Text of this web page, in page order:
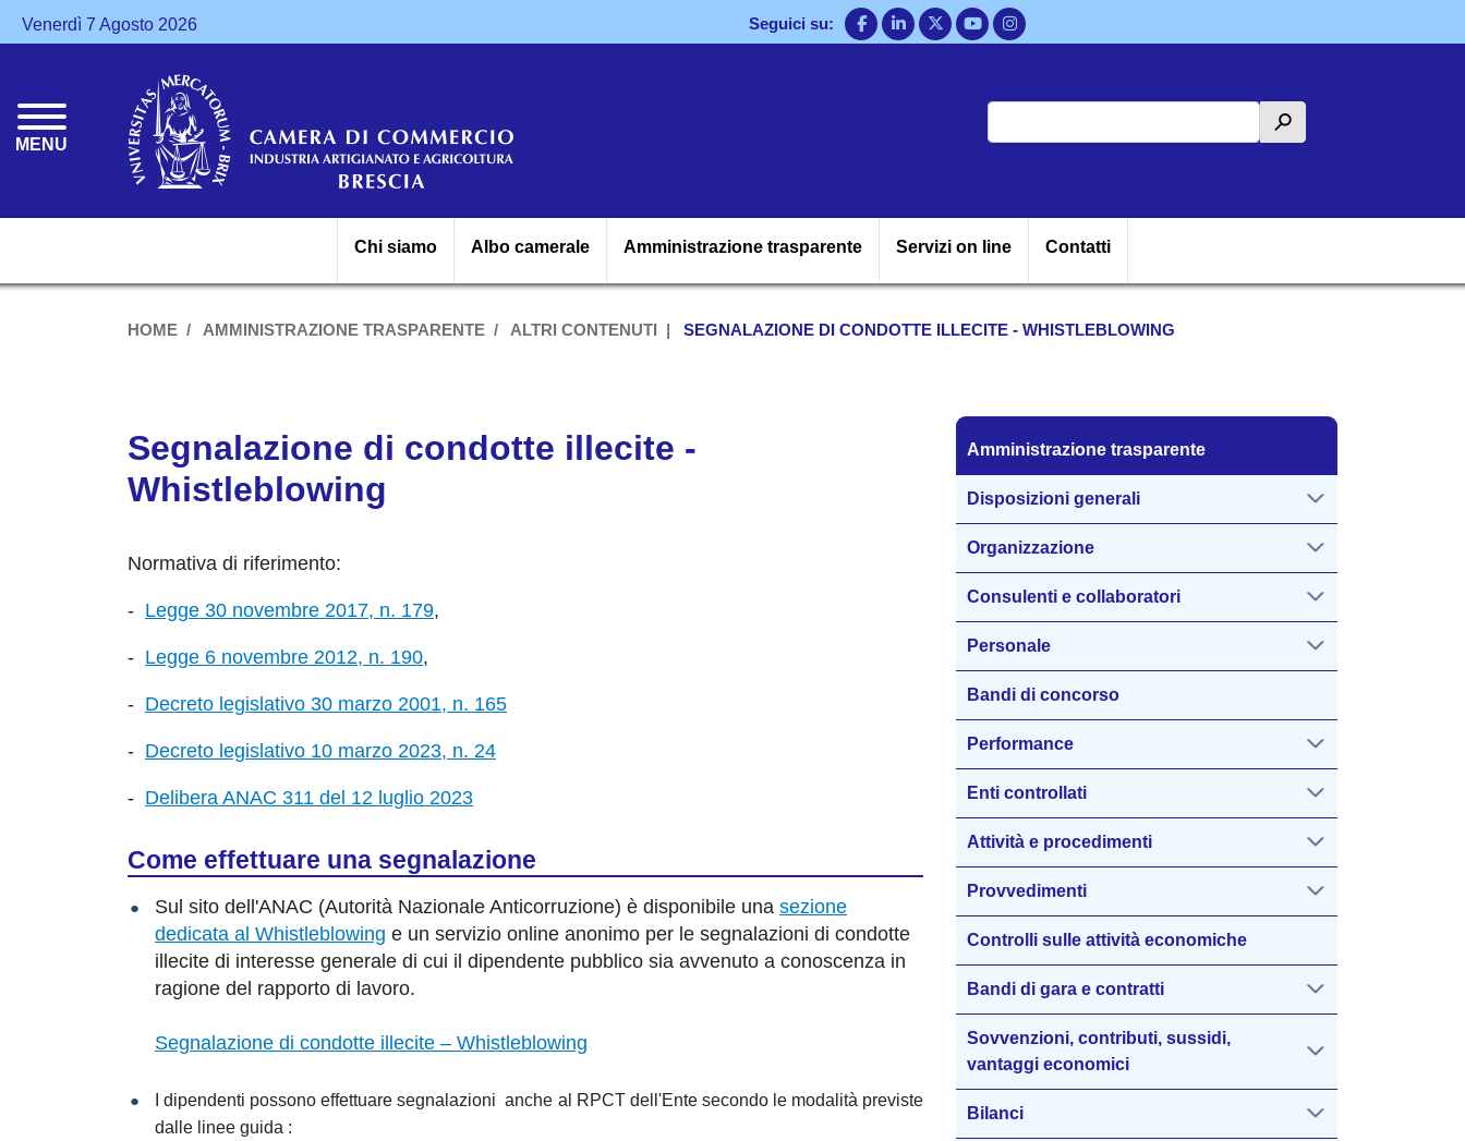
Salta
al
Venerdì 7 Agosto 2026 Seguici su:
MENU
h
Navigazione principale
Chi siamo Albo camerale Amministrazione trasparente Servizi on line Contatti
HOME AMMINISTRAZIONE TRASPARENTE ALTRI CONTENUTI SEGNALAZIONE DI CONDOTTE ILLECITE - WHISTLEBLOWING
Segnalazione di condotte illecite -
Whistleblowing
Normativa di riferimento:
- Legge 30 novembre 2017, n. 179,
- Legge 6 novembre 2012, n. 190,
- Decreto legislativo 30 marzo 2001, n. 165
- Decreto legislativo 10 marzo 2023, n. 24
- Delibera ANAC 311 del 12 luglio 2023
Come effettuare una segnalazione
Sul sito dell'ANAC (Autorità Nazionale Anticorruzione) è disponibile una sezione
dedicata al Whistleblowing e un servizio online anonimo per le segnalazioni di condotte
illecite di interesse generale di cui il dipendente pubblico sia avvenuto a conoscenza in
ragione del rapporto di lavoro.
Segnalazione di condotte illecite – Whistleblowing
I dipendenti possono effettuare segnalazioni anche al RPCT dell'Ente secondo le modalità previste
dalle linee guida :
Amministrazione trasparente
Amministrazione trasparente
Disposizioni generali
Organizzazione
Consulenti e collaboratori
Personale
Bandi di concorso
Performance
Enti controllati
Attività e procedimenti
Provvedimenti
Controlli sulle attività economiche
Bandi di gara e contratti
Sovvenzioni, contributi, sussidi,
vantaggi economici
Bilanci